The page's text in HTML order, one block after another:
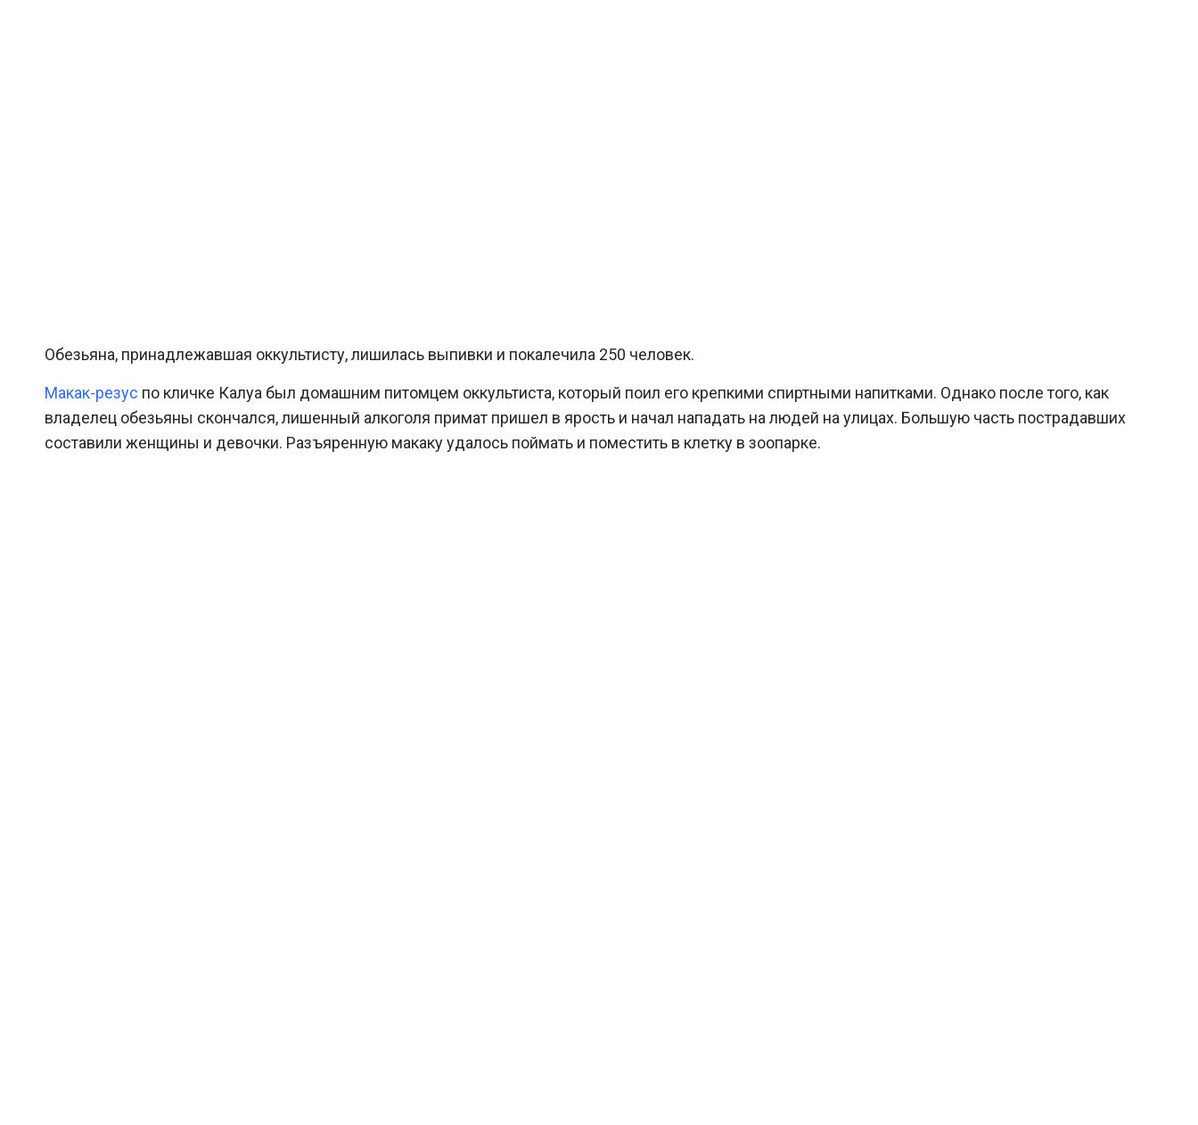
Обезьяна, принадлежавшая оккультисту, лишилась выпивки и покалечила 250 человек.
Макак-резус по кличке Калуа был домашним питомцем оккультиста, который поил его крепкими спиртными напитками. Однако после того, как
владелец обезьяны скончался, лишенный алкоголя примат пришел в ярость и начал нападать на людей на улицах. Большую часть пострадавших
составили женщины и девочки. Разъяренную макаку удалось поймать и поместить в клетку в зоопарке.